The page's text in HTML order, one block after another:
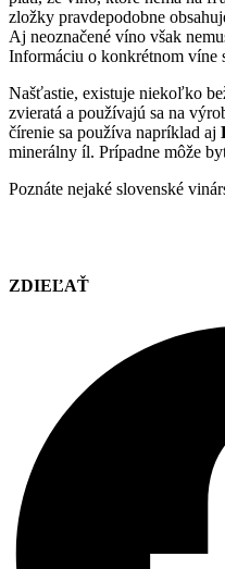
zložky pravdepodobne
Aj neoznačené víno však
Informáciu o konkrétnom víne
Našťastie, existuje niekoľko
zvieratá a používajú sa na
čírenie sa používa napríklad aj
minerálny íl. Prípadne môže
Poznáte nejaké slovenské
ZDIEĽAŤ